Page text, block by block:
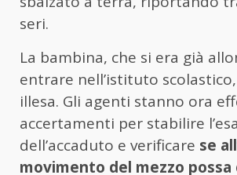
seri.
La bambina, che si era già
entrare nell’istituto
illesa. Gli agenti stanno ora
accertamenti per stabilire
dell’accaduto e verificare se
movimento del mezzo possa